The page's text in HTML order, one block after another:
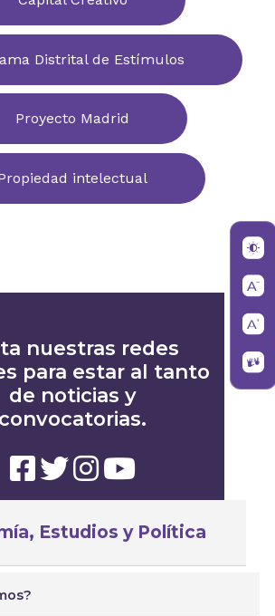
Estudios y Política
Distrital de Estímulos
Proyecto Madrid
intelectual
nuestras redes
para estar al tanto
de noticias y
convocatorias.